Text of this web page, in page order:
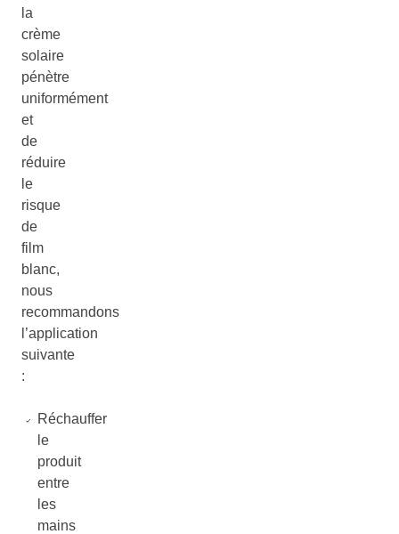
la
crème
solaire
pénètre
uniformément
et
de
réduire
le
risque
de
film
blanc,
nous
recommandons
l’application
suivante
:
Réchauffer
le
produit
entre
les
mains